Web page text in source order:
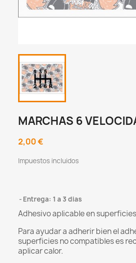
MARCHAS 6
2,00 €
Impuestos incluidos
Entrega: 1 a 3 dias
Adhesivo aplicable en
Para ayudar a adherir bien el
superficies no compatibles es
aplicar calor.